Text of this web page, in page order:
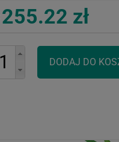
255.22 zł